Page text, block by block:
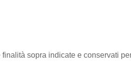
sopra indicate e conservati